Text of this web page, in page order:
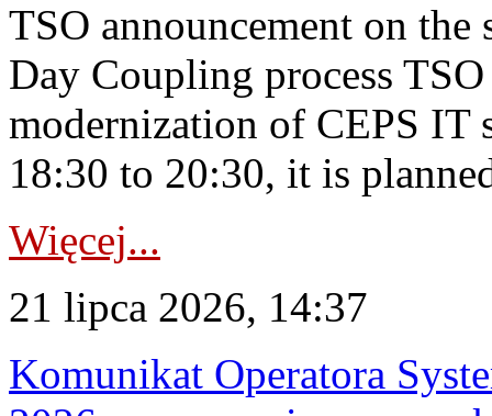
TSO announcement on
Day Coupling process
modernization of CEPS IT
18:30 to 20:30, it is
Więcej...
21 lipca 2026, 14:37
Komunikat Operatora